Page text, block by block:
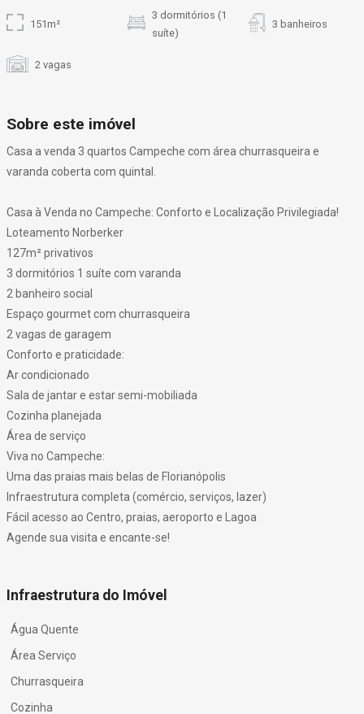
151m²
3 dormitórios (1
suíte)
3 banheiros
2 vagas
Sobre este imóvel
Casa a venda 3 quartos Campeche com área churrasqueira e
varanda coberta com quintal.
Casa à Venda no Campeche: Conforto e Localização Privilegiada!
Loteamento Norberker
127m² privativos
3 dormitórios 1 suíte com varanda
2 banheiro social
Espaço gourmet com churrasqueira
2 vagas de garagem
Conforto e praticidade:
Ar condicionado
Sala de jantar e estar semi-mobiliada
Cozinha planejada
Área de serviço
Viva no Campeche:
Uma das praias mais belas de Florianópolis
Infraestrutura completa (comércio, serviços, lazer)
Fácil acesso ao Centro, praias, aeroporto e Lagoa
Agende sua visita e encante-se!
Infraestrutura do Imóvel
Água Quente
Área Serviço
Churrasqueira
Cozinha